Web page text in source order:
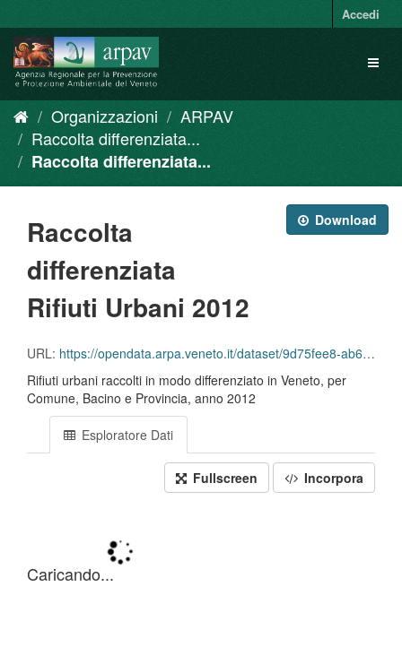
al
contenuto
Accedi
Organizzazioni
ARPAV
Raccolta differenziata...
Raccolta differenziata...
Download
Raccolta
differenziata
Rifiuti Urbani 2012
URL: https://opendata.arpa.veneto.it/dataset/9d75fee8-ab6f-4cee-bb7e-dd5d0e63d158/resource/72e84c3f-f0f4-4120-8d1f-a886e87ed02c/download/percentuale_raccolta_differ_per_comuni_2012.csv
Rifiuti urbani raccolti in modo differenziato in Veneto, per
Comune, Bacino e Provincia, anno 2012
Esploratore Dati
Fullscreen Incorpora